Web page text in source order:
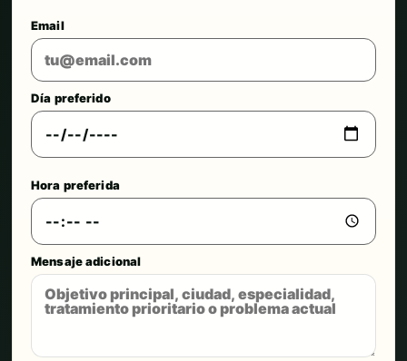
Email
Día preferido
Hora preferida
Mensaje adicional